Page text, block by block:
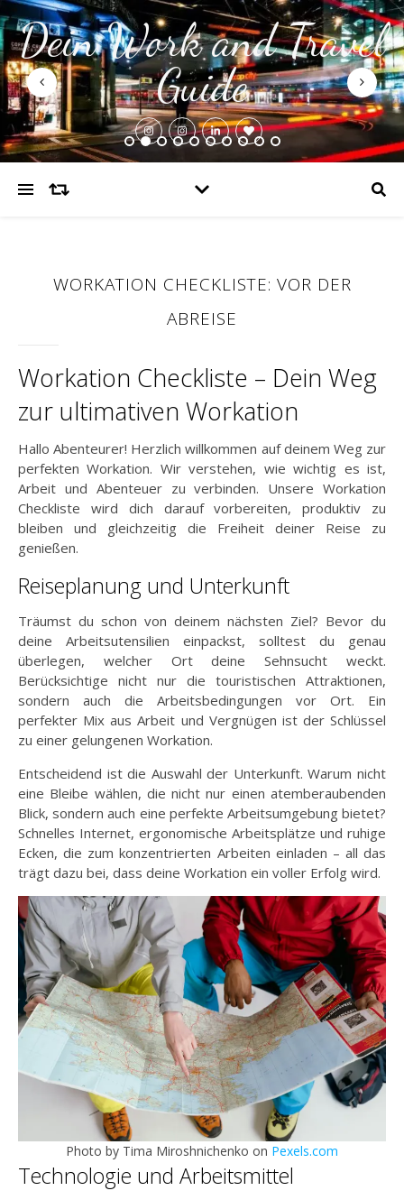
Dein Work and Travel
Guide
WORKATION CHECKLISTE: VOR DER
ABREISE
Workation Checkliste – Dein Weg
zur ultimativen Workation
Hallo Abenteurer! Herzlich willkommen auf deinem Weg zur
perfekten Workation. Wir verstehen, wie wichtig es ist,
Arbeit und Abenteuer zu verbinden. Unsere Workation
Checkliste wird dich darauf vorbereiten, produktiv zu
bleiben und gleichzeitig die Freiheit deiner Reise zu
genießen.
Reiseplanung und Unterkunft
Träumst du schon von deinem nächsten Ziel? Bevor du
deine Arbeitsutensilien einpackst, solltest du genau
überlegen, welcher Ort deine Sehnsucht weckt.
Berücksichtige nicht nur die touristischen Attraktionen,
sondern auch die Arbeitsbedingungen vor Ort. Ein
perfekter Mix aus Arbeit und Vergnügen ist der Schlüssel
zu einer gelungenen Workation.
Entscheidend ist die Auswahl der Unterkunft. Warum nicht
eine Bleibe wählen, die nicht nur einen atemberaubenden
Blick, sondern auch eine perfekte Arbeitsumgebung bietet?
Schnelles Internet, ergonomische Arbeitsplätze und ruhige
Ecken, die zum konzentrierten Arbeiten einladen – all das
trägt dazu bei, dass deine Workation ein voller Erfolg wird.
Photo by Tima Miroshnichenko on Pexels.com
Technologie und Arbeitsmittel